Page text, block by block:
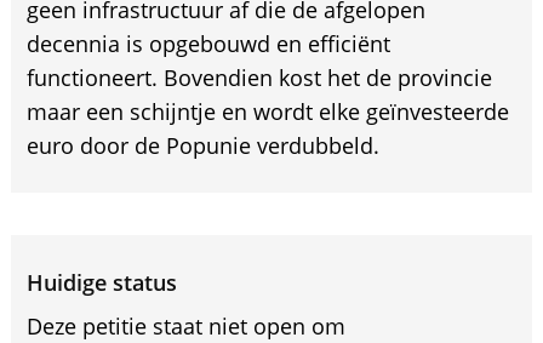
geen infrastructuur af die de afgelopen
decennia is opgebouwd en efficiënt
functioneert. Bovendien kost het de provincie
maar een schijntje en wordt elke geïnvesteerde
euro door de Popunie verdubbeld.
Huidige status
Deze petitie staat niet open om